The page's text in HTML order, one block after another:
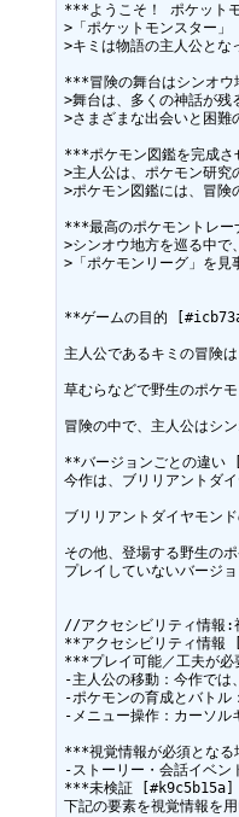
***ようこそ！ ポケット
>「ポケットモンスター」
>キミは物語の主人公とな
***冒険の舞台はシンオウ
>舞台は、多くの神話が残
>さまざまな出会いと困難
***ポケモン図鑑を完成
>主人公は、ポケモン研究
>ポケモン図鑑には、冒険
***最高のポケモントレ
>シンオウ地方を巡る中で
>「ポケモンリーグ」を見
**ゲームの目的
主人公であるキミの冒険
草むらなどで野生のポケ
冒険の中で、主人公はシ
**バージョンごとの違い
今作は、ブリリアントダ
ブリリアントダイヤモン
その他、登場する野生の
プレイしていないバージ
//アクセシビリティ情報:
**アクセシビリティ情報
***プレイ可能／工夫が
-主人公の移動：今作では
-ポケモンの育成とバトル
-メニュー操作：カーソル
***視覚情報が必須とな
-ストーリー・会話イベン
***未検証 [#k9c5b15a]
下記の要素を視覚情報を